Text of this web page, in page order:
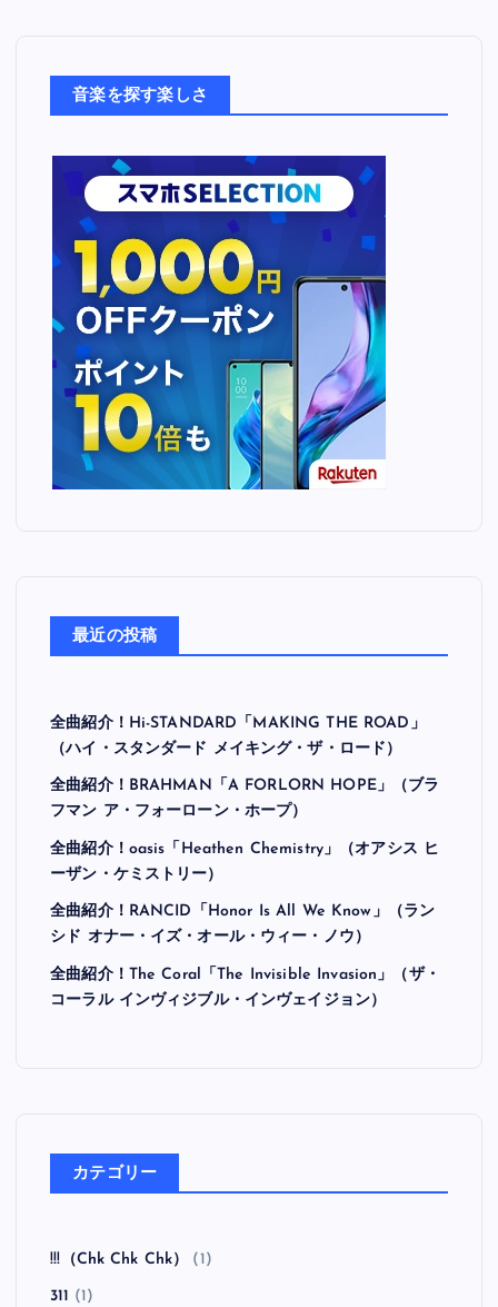
音楽を探す楽しさ
最近の投稿
全曲紹介！Hi-STANDARD「MAKING THE ROAD」
（ハイ・スタンダード メイキング・ザ・ロード）
全曲紹介！BRAHMAN「A FORLORN HOPE」（ブラ
フマン ア・フォーローン・ホープ）
全曲紹介！oasis「Heathen Chemistry」（オアシス ヒ
ーザン・ケミストリー）
全曲紹介！RANCID「Honor Is All We Know」（ラン
シド オナー・イズ・オール・ウィー・ノウ）
全曲紹介！The Coral「The Invisible Invasion」（ザ・
コーラル インヴィジブル・インヴェイジョン）
カテゴリー
!!!（Chk Chk Chk） (1)
311 (1)